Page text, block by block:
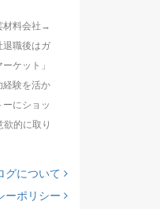
材料会社→
退職後はガ
ケット」
経験を活か
にショッ
的に取り
グについて
ーポリシー